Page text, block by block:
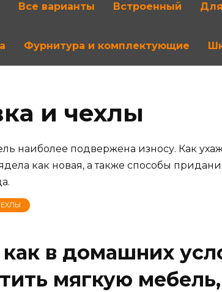
Все варианты Встроенный
Фурнитура и комплектующие
и чехлы
наиболее подвержена износу. Как
как новая, а также способы
в домашних
мягкую